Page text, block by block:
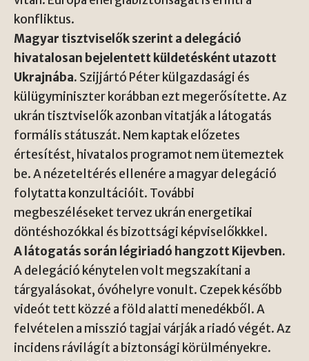
konfliktus.
Magyar tisztviselők szerint a delegáció
hivatalosan bejelentett küldetésként utazott
Ukrajnába. Szijjártó Péter külgazdasági és
külügyminiszter korábban ezt megerősítette. Az
ukrán tisztviselők azonban vitatják a látogatás
formális státuszát. Nem kaptak előzetes
értesítést, hivatalos programot nem ütemeztek
be. A nézeteltérés ellenére a magyar delegáció
folytatta konzultációit. További
megbeszéléseket tervez ukrán energetikai
döntéshozókkal és bizottsági képviselőkkkel.
A látogatás során légiriadó hangzott Kijevben.
A delegáció kénytelen volt megszakítani a
tárgyalásokat, óvóhelyre vonult. Czepek később
videót tett közzé a föld alatti menedékből. A
felvételen a misszió tagjai várják a riadó végét. Az
incidens rávilágít a biztonsági körülményekre.